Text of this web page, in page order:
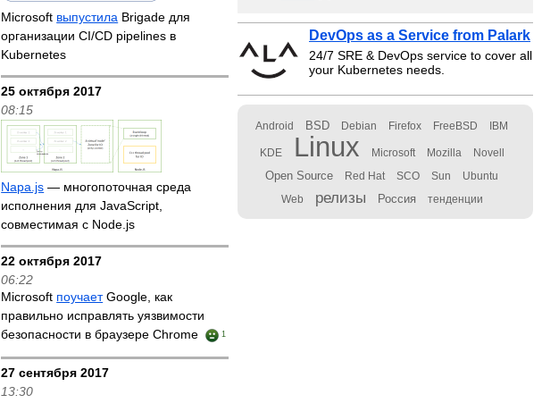
Microsoft выпустила Brigade для
организации CI/CD pipelines в
Kubernetes
25 октября 2017
08:15
Napa.js — многопоточная среда
исполнения для JavaScript,
совместимая с Node.js
22 октября 2017
06:22
Microsoft поучаетGoogle, как
правильно исправлять уязвимости
безопасности в браузере Chrome
1
27 сентября 2017
13:30
DevOps as a Service from Palark
24/7 SRE & DevOps service to cover all
your Kubernetes needs.
Android BSD Debian Firefox FreeBSD IBM
KDE Linux Microsoft Mozilla Novell
Open Source Red Hat SCO Sun Ubuntu
Web релизы Россия тенденции